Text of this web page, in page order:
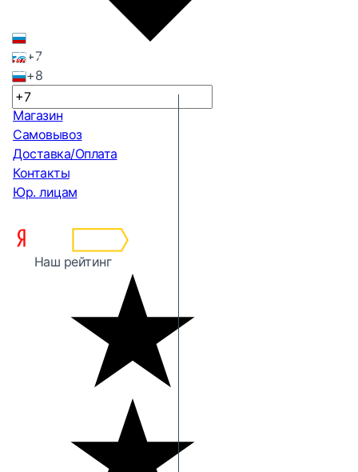
+7
+8
Магазин
Самовывоз
Доставка/Оплата
Контакты
Юр. лицам
Наш рейтинг